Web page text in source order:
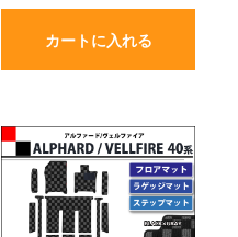
カートに入れる